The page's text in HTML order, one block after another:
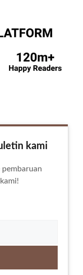
kami
pembaruan